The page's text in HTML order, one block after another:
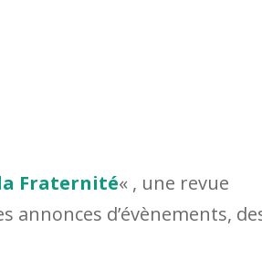
Fraternité« , une revue
annonces d’évènements,